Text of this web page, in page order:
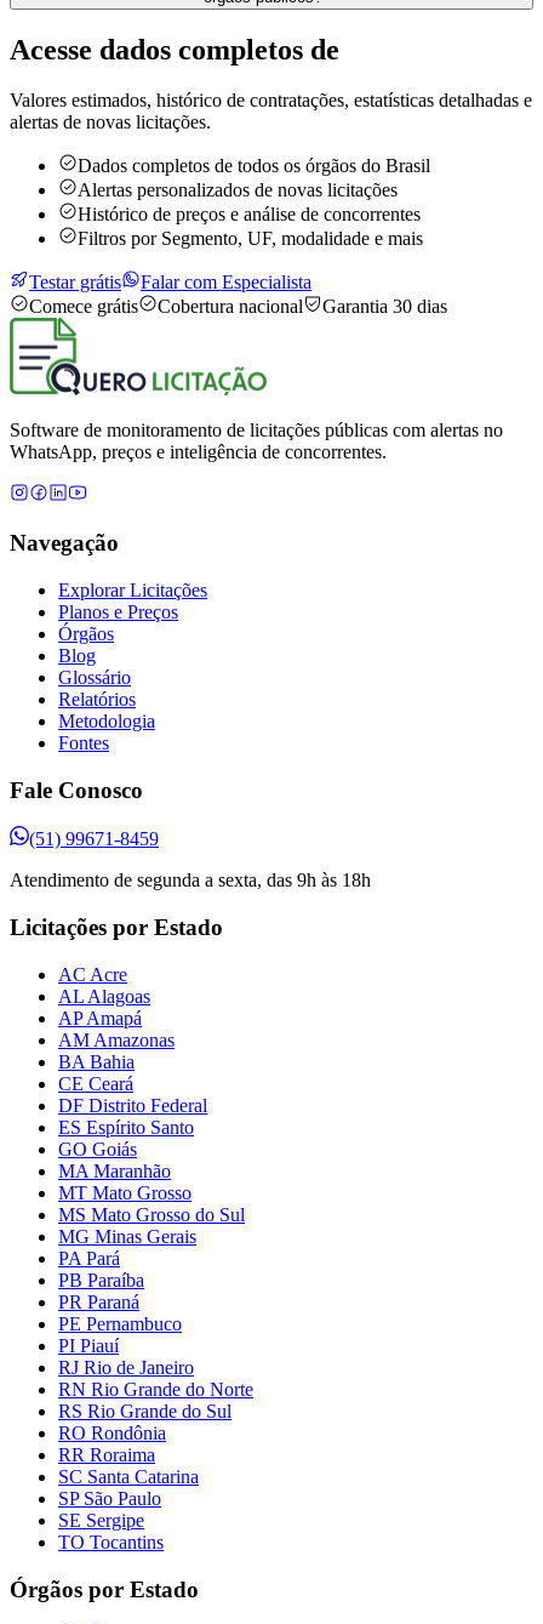
Acesse dados completos de
Valores estimados, histórico de contratações, estatísticas detalhadas e
alertas de novas licitações.
Dados completos de todos os órgãos do Brasil
Alertas personalizados de novas licitações
Histórico de preços e análise de concorrentes
Filtros por Segmento, UF, modalidade e mais
Testar grátis
Falar com Especialista
Comece grátis
Cobertura nacional Garantia 30 dias
Software de monitoramento de licitações públicas com alertas no
WhatsApp, preços e inteligência de concorrentes.
Navegação
Explorar Licitações
Planos e Preços
Órgãos
Blog
Glossário
Relatórios
Metodologia
Fontes
Fale Conosco
(51) 99671-8459
Atendimento de segunda a sexta, das 9h às 18h
Licitações por Estado
AC Acre
AL Alagoas
AP Amapá
AM Amazonas
BA Bahia
CE Ceará
DF Distrito Federal
ES Espírito Santo
GO Goiás
MA Maranhão
MT Mato Grosso
MS Mato Grosso do Sul
MG Minas Gerais
PA Pará
PB Paraíba
PR Paraná
PE Pernambuco
PI Piauí
RJ Rio de Janeiro
RN Rio Grande do Norte
RS Rio Grande do Sul
RO Rondônia
RR Roraima
SC Santa Catarina
SP São Paulo
SE Sergipe
TO Tocantins
Órgãos por Estado